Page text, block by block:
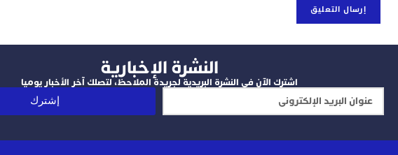
النشرة الإخبارية
اشترك الآن في النشرة البريدية لجريدة الملاحظ، لتصلك آخر الأخبار يوميا
إشترك